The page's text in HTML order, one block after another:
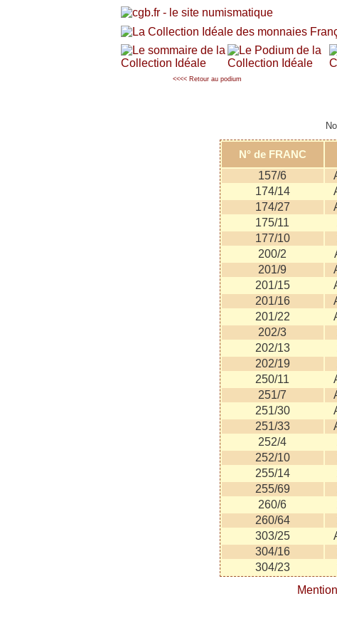
<<<< Retour au podium
N° de FRANC
157/6
174/14
174/27
175/11
177/10
200/2
201/9
201/15
201/16
201/22
202/3
202/13
202/19
250/11
251/7
251/30
251/33
252/4
252/10
255/14
255/69
260/6
260/64
303/25
304/16
304/23